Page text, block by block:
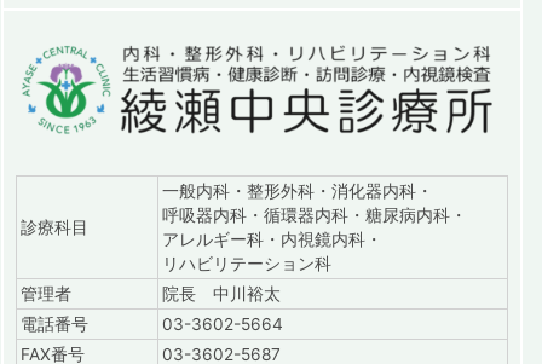
診療科目
一般内科・整形外科・消化器内科・
呼吸器内科・循環器内科・糖尿病内科・
アレルギー科・内視鏡内科・
リハビリテーション科
管理者
院長 中川裕太
電話番号
03-3602-5664
FAX番号
03-3602-5687